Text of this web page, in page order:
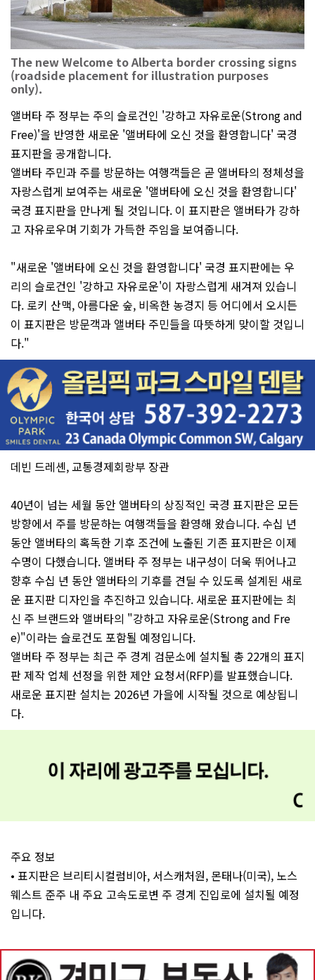
The new Welcome to Alberta border crossing signs
(roadside placement for illustration purposes
only).
앨버타 주 정부는 주의 슬로건인 '강하고 자유로운(Strong and
Free)'을 반영한 새로운 '앨버타에 오신 것을 환영합니다' 국경
표지판을 공개합니다.
앨버타 주민과 주를 방문하는 여행객들은 곧 앨버타의 정체성을
자랑스럽게 보여주는 새로운 '앨버타에 오신 것을 환영합니다'
국경 표지판을 만나게 될 것입니다. 이 표지판은 앨버타가 강하
고 자유로우며 기회가 가득한 주임을 보여줍니다.
"새로운 '앨버타에 오신 것을 환영합니다' 국경 표지판에는 우
리의 슬로건인 '강하고 자유로운'이 자랑스럽게 새겨져 있습니
다. 로키 산맥, 아름다운 숲, 비옥한 농경지 등 어디에서 오시든
이 표지판은 방문객과 앨버타 주민들을 따뜻하게 맞이할 것입니
다."
데빈 드레셴, 교통경제회랑부 장관
40년이 넘는 세월 동안 앨버타의 상징적인 국경 표지판은 모든
방향에서 주를 방문하는 여행객들을 환영해 왔습니다. 수십 년
동안 앨버타의 혹독한 기후 조건에 노출된 기존 표지판은 이제
수명이 다했습니다. 앨버타 주 정부는 내구성이 더욱 뛰어나고
향후 수십 년 동안 앨버타의 기후를 견딜 수 있도록 설계된 새로
운 표지판 디자인을 추진하고 있습니다. 새로운 표지판에는 최
신 주 브랜드와 앨버타의 "강하고 자유로운(Strong and Fre
e)"이라는 슬로건도 포함될 예정입니다.
앨버타 주 정부는 최근 주 경계 검문소에 설치될 총 22개의 표지
판 제작 업체 선정을 위한 제안 요청서(RFP)를 발표했습니다.
새로운 표지판 설치는 2026년 가을에 시작될 것으로 예상됩니
다.
주요 정보
• 표지판은 브리티시컬럼비아, 서스캐처원, 몬태나(미국), 노스
웨스트 준주 내 주요 고속도로변 주 경계 진입로에 설치될 예정
입니다.